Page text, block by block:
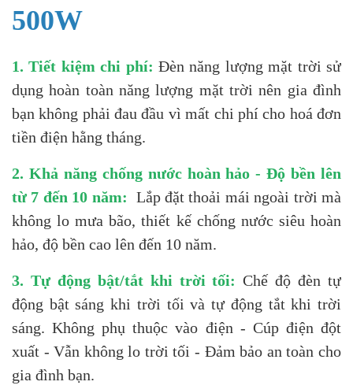
500W
1. Tiết kiệm chi phí: Đèn năng lượng mặt trời sử
dụng hoàn toàn năng lượng mặt trời nên gia đình
bạn không phải đau đầu vì mất chi phí cho hoá đơn
tiền điện hằng tháng.
2. Khả năng chống nước hoàn hảo - Độ bền lên
từ 7 đến 10 năm: Lắp đặt thoải mái ngoài trời mà
không lo mưa bão, thiết kế chống nước siêu hoàn
hảo, độ bền cao lên đến 10 năm.
3. Tự động bật/tắt khi trời tối:Chế độ đèn tự
động bật sáng khi trời tối và tự động tắt khi trời
sáng. Không phụ thuộc vào điện - Cúp điện đột
xuất - Vẫn không lo trời tối - Đảm bảo an toàn cho
gia đình bạn.